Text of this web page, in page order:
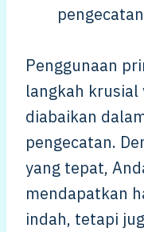
Penggunaan
langkah krusial
diabaikan
pengecatan.
yang tepat,
mendapatkan
indah, tetapi